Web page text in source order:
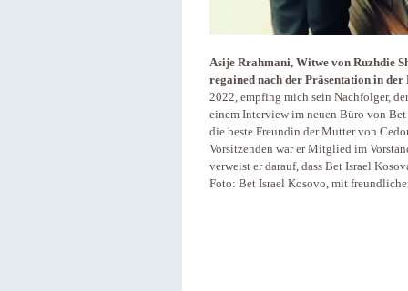
Asije Rrahmani, Witwe von Ruzhdie
regained nach der Präsentation in
2022, empfing mich sein Nachfolger,
einem Interview im neuen Büro von
die beste Freundin der Mutter von
Vorsitzenden war er Mitglied im
verweist er darauf, dass Bet Israel
Foto: Bet Israel Kosovo, mit